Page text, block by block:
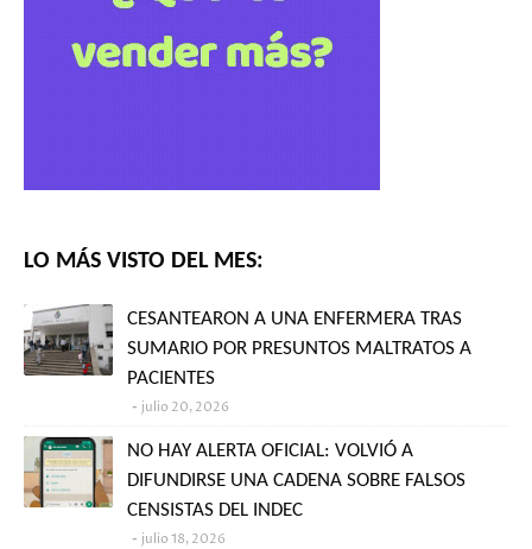
LO MÁS VISTO DEL MES:
CESANTEARON A UNA ENFERMERA TRAS
SUMARIO POR PRESUNTOS MALTRATOS A
PACIENTES
julio 20, 2026
NO HAY ALERTA OFICIAL: VOLVIÓ A
DIFUNDIRSE UNA CADENA SOBRE FALSOS
CENSISTAS DEL INDEC
julio 18, 2026